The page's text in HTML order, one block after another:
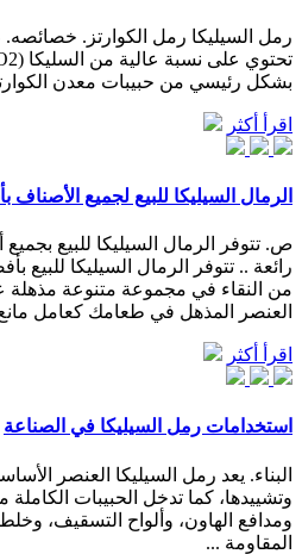
رمل السيليكا رمل الكوارتز.
بشكل رئيسي من حبيبات معدن
اقرأ أكثر
الرمال السيليكا للبيع لجميع الأصناف
رائعة .. تتوفر الرمال السيليكا للبيع
من النقاء في مجموعة متنوعة مذهلة
العنصر المذهل في طعامك كعامل
اقرأ أكثر
استخدامات رمل السيليكا في الصناعة
البناء. يعد رمل السيليكا العنصر
وتشييدها، كما تدخل الحبيبات
ومدافع الهاون، وألواح التسقيف،
المقاومة ...